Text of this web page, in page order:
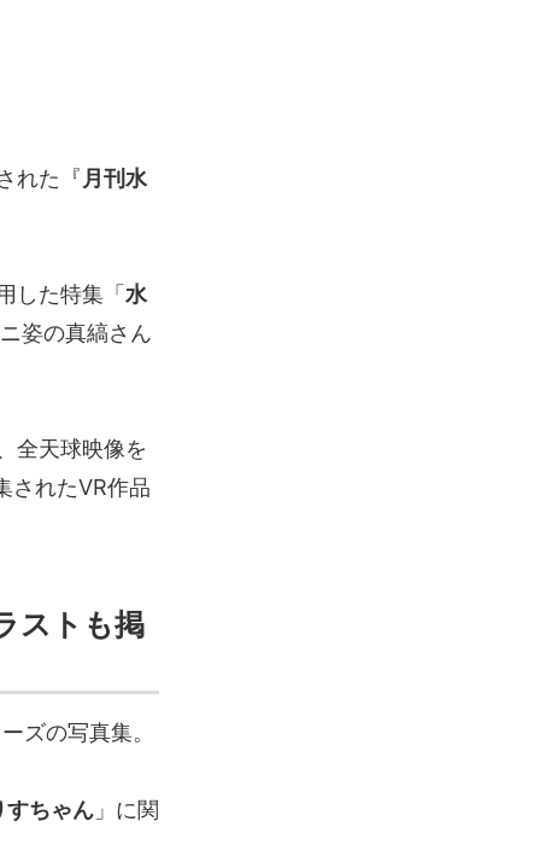
れた『 月刊水
した特集「 水
姿の真縞さん
全天球映像を
されたVR作品
ストも掲
ズの写真集。
すちゃん 」に関